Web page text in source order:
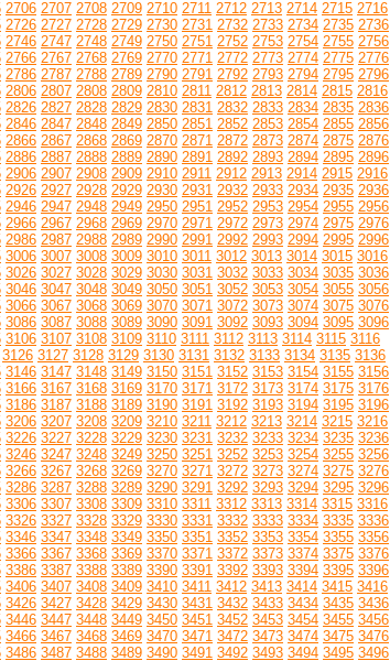
2706 2707 2708 2709 2710 2711 2712 2713 2714 2715 2716
2726 2727 2728 2729 2730 2731 2732 2733 2734 2735 2736
2746 2747 2748 2749 2750 2751 2752 2753 2754 2755 2756
2766 2767 2768 2769 2770 2771 2772 2773 2774 2775 2776
2786 2787 2788 2789 2790 2791 2792 2793 2794 2795 2796
2806 2807 2808 2809 2810 2811 2812 2813 2814 2815 2816
2826 2827 2828 2829 2830 2831 2832 2833 2834 2835 2836
2846 2847 2848 2849 2850 2851 2852 2853 2854 2855 2856
2866 2867 2868 2869 2870 2871 2872 2873 2874 2875 2876
2886 2887 2888 2889 2890 2891 2892 2893 2894 2895 2896
2906 2907 2908 2909 2910 2911 2912 2913 2914 2915 2916
2926 2927 2928 2929 2930 2931 2932 2933 2934 2935 2936
2946 2947 2948 2949 2950 2951 2952 2953 2954 2955 2956
2966 2967 2968 2969 2970 2971 2972 2973 2974 2975 2976
2986 2987 2988 2989 2990 2991 2992 2993 2994 2995 2996
3006 3007 3008 3009 3010 3011 3012 3013 3014 3015 3016
3026 3027 3028 3029 3030 3031 3032 3033 3034 3035 3036
3046 3047 3048 3049 3050 3051 3052 3053 3054 3055 3056
3066 3067 3068 3069 3070 3071 3072 3073 3074 3075 3076
3086 3087 3088 3089 3090 3091 3092 3093 3094 3095 3096
3106 3107 3108 3109 3110 3111 3112 3113 3114 3115 3116
3126 3127 3128 3129 3130 3131 3132 3133 3134 3135 3136
3146 3147 3148 3149 3150 3151 3152 3153 3154 3155 3156
3166 3167 3168 3169 3170 3171 3172 3173 3174 3175 3176
3186 3187 3188 3189 3190 3191 3192 3193 3194 3195 3196
3206 3207 3208 3209 3210 3211 3212 3213 3214 3215 3216
3226 3227 3228 3229 3230 3231 3232 3233 3234 3235 3236
3246 3247 3248 3249 3250 3251 3252 3253 3254 3255 3256
3266 3267 3268 3269 3270 3271 3272 3273 3274 3275 3276
3286 3287 3288 3289 3290 3291 3292 3293 3294 3295 3296
3306 3307 3308 3309 3310 3311 3312 3313 3314 3315 3316
3326 3327 3328 3329 3330 3331 3332 3333 3334 3335 3336
3346 3347 3348 3349 3350 3351 3352 3353 3354 3355 3356
3366 3367 3368 3369 3370 3371 3372 3373 3374 3375 3376
3386 3387 3388 3389 3390 3391 3392 3393 3394 3395 3396
3406 3407 3408 3409 3410 3411 3412 3413 3414 3415 3416
3426 3427 3428 3429 3430 3431 3432 3433 3434 3435 3436
3446 3447 3448 3449 3450 3451 3452 3453 3454 3455 3456
3466 3467 3468 3469 3470 3471 3472 3473 3474 3475 3476
3486 3487 3488 3489 3490 3491 3492 3493 3494 3495 3496